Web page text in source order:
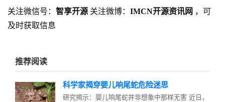
关注微信号： 智享开源 关注微博： IMCN开源资讯网 ，可
及时获取信息
推荐阅读
科学家揭穿婴儿响尾蛇危险迷思
研究揭示：婴儿响尾蛇并非想象中那样无害 近日，